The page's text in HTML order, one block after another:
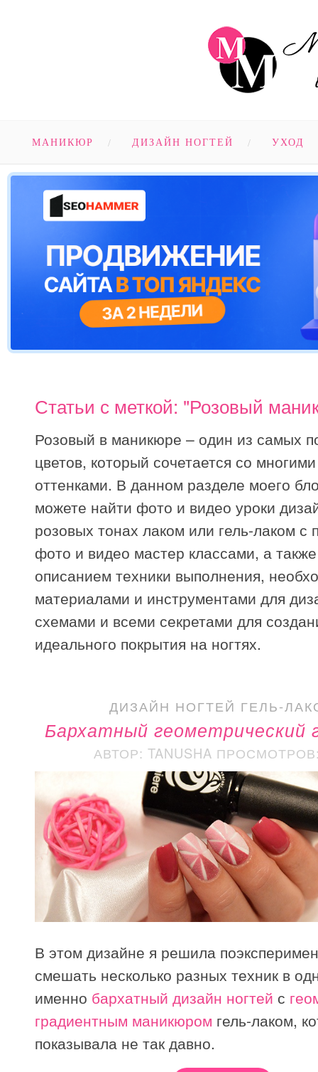
МАНИКЮР ДИЗАЙН НОГТЕЙ УХОД
Статьи с меткой: "Розовый
Розовый в маникюре – один из самых
цветов, который сочетается со
оттенками. В данном разделе моего
можете найти фото и видео уроки
розовых тонах лаком или гель-лаком с
фото и видео мастер классами, а
описанием техники выполнения,
материалами и инструментами для
схемами и всеми секретами для
идеального покрытия на ногтях.
ДИЗАЙН НОГТЕЙ ГЕЛЬ-
Бархатный геометрический
АВТОР: TANUSHA
В этом дизайне я решила
смешать несколько разных техник в
именно бархатный дизайн ногтей с
градиентным маникюром гель-лаком,
показывала не так давно.